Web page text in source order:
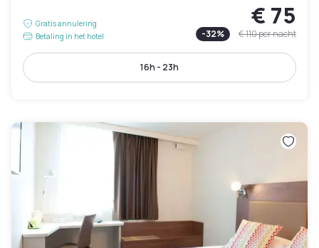
Gratis annulering
Betaling in het hotel
€ 75
-32% € 110per nacht
16h - 23h